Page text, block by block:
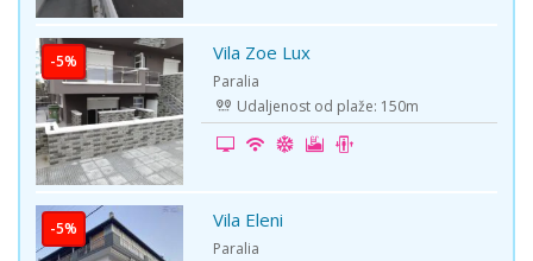
-5% Vila Zoe Lux
Paralia
Udaljenost od plaže: 150m
-5% Vila Eleni
Paralia